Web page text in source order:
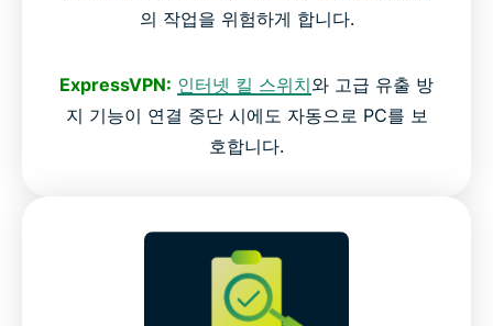
의 작업을 위험하게 합니다.
ExpressVPN: 인터넷 킬 스위치와 고급 유출 방
지 기능이 연결 중단 시에도 자동으로 PC를 보
호합니다.